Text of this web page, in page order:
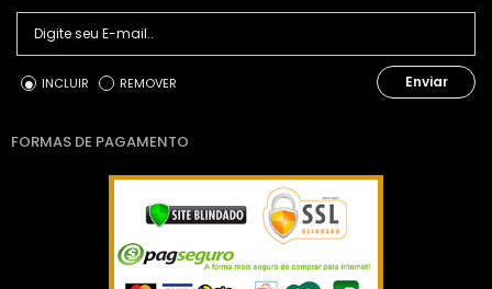
INCLUIR REMOVER Enviar
FORMAS DE PAGAMENTO